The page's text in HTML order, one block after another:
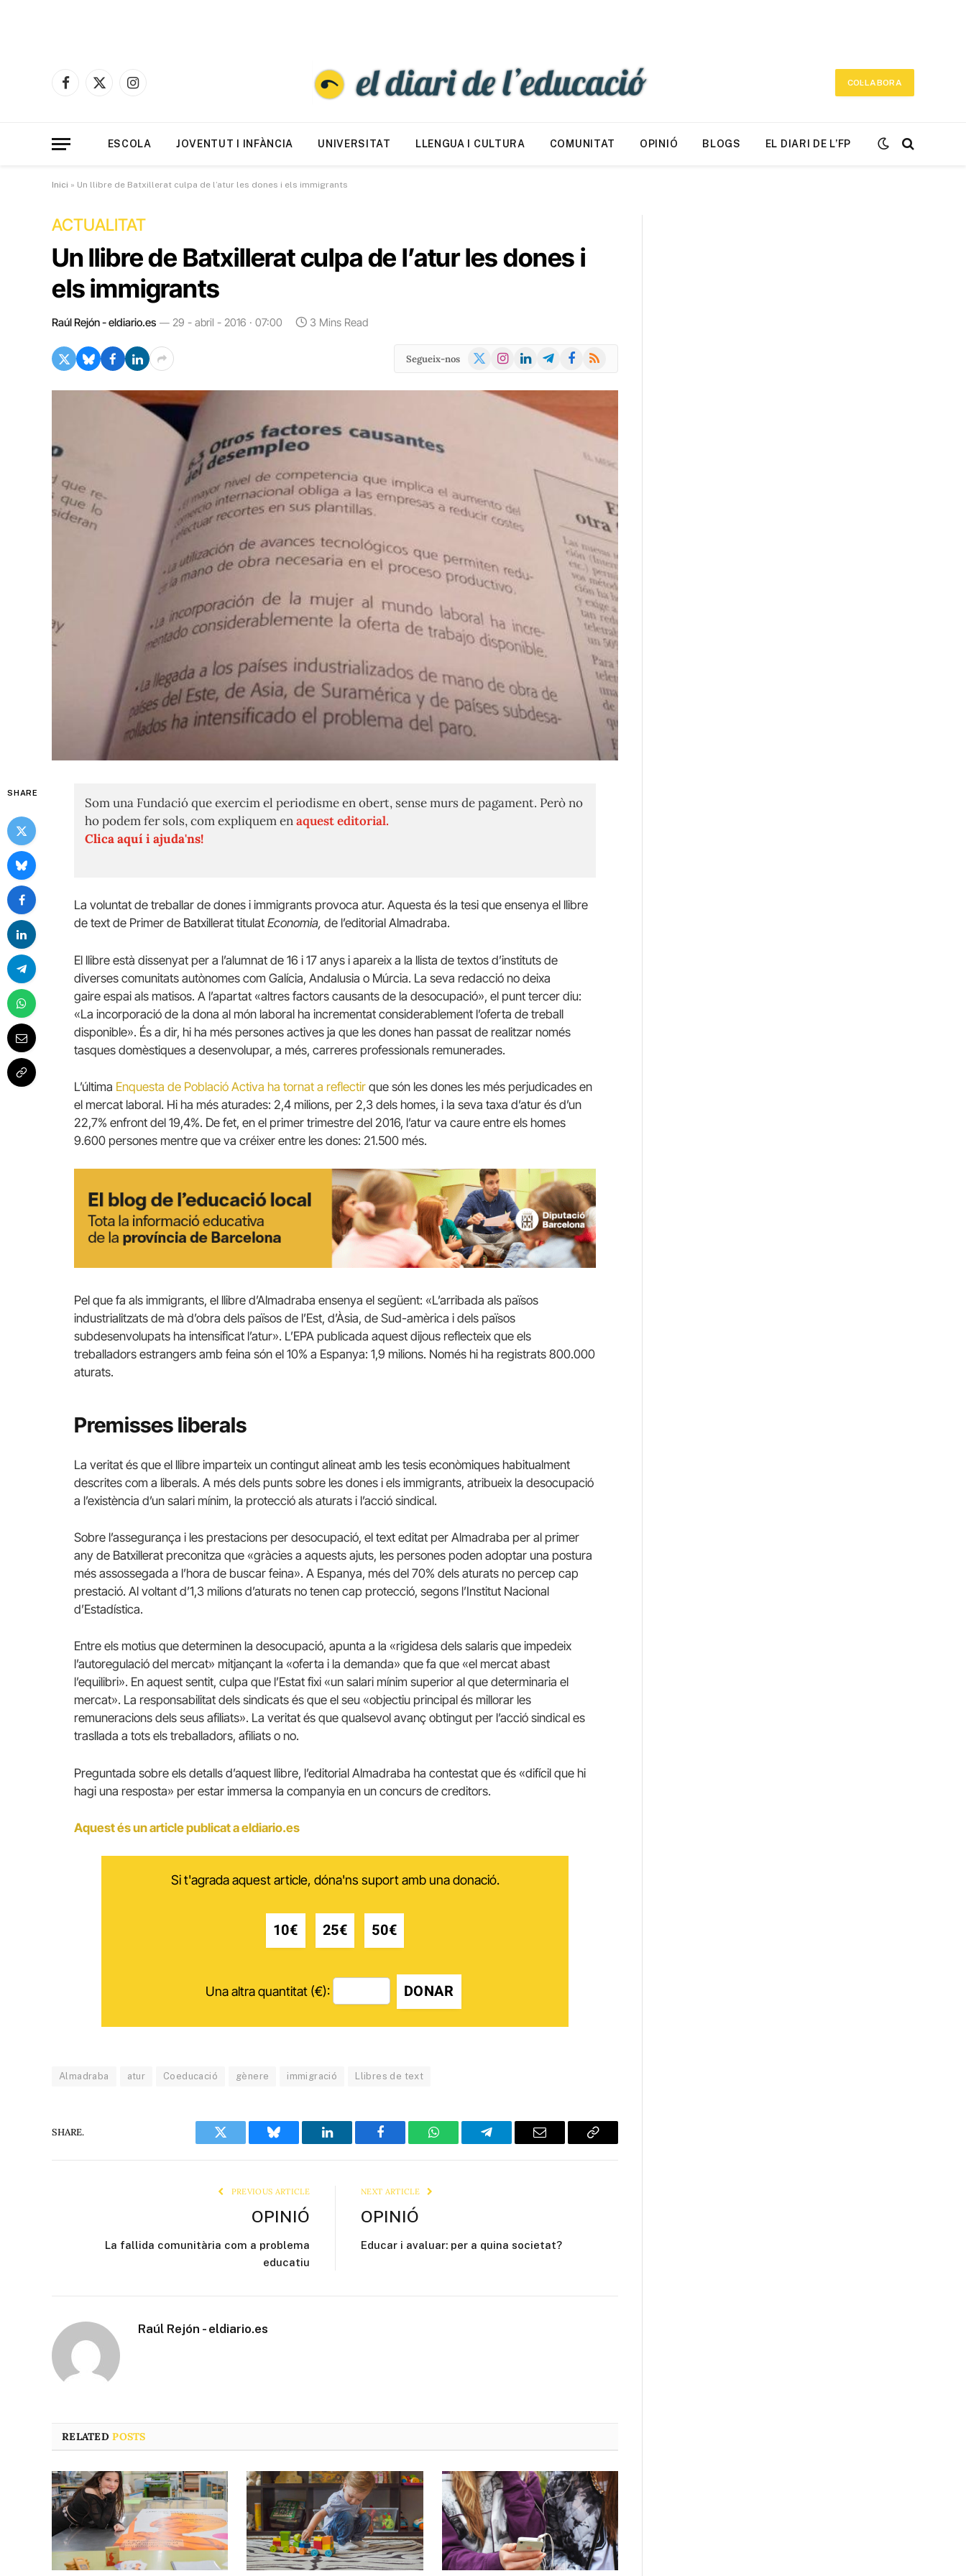
Facebook
X
Instagram
COL·LABORA
ESCOLA JOVENTUT I INFÀNCIA UNIVERSITAT LLENGUA I CULTURA COMUNITAT OPINIÓ BLOGS EL DIARI DE L’FP
Inici » Un llibre de Batxillerat culpa de l’atur les dones i els immigrants
ACTUALITAT
Un llibre de Batxillerat culpa de l’atur les dones i
els immigrants
Raúl Rejón - eldiario.es 29 - abril - 2016 · 07:00 3 Mins Read
Segueix-nos
X
Instagram
LinkedInTelegramFacebook
RSS
SHARE
Som una Fundació que exercim el periodisme en obert, sense murs de pagament. Però no
ho podem fer sols, com expliquem enaquest editorial.
Clica aquí i ajuda'ns!
La voluntat de treballar de dones i immigrants provoca atur. Aquesta és la tesi que ensenya el llibre
de text de Primer de Batxillerat titulat Economia, de l’editorial Almadraba.
El llibre està dissenyat per a l’alumnat de 16 i 17 anys i apareix a la llista de textos d’instituts de
diverses comunitats autònomes com Galícia, Andalusia o Múrcia. La seva redacció no deixa
gaire espai als matisos. A l’apartat «altres factors causants de la desocupació», el punt tercer diu:
«La incorporació de la dona al món laboral ha incrementat considerablement l’oferta de treball
disponible». És a dir, hi ha més persones actives ja que les dones han passat de realitzar només
tasques domèstiques a desenvolupar, a més, carreres professionals remunerades.
L’última Enquesta de Població Activa ha tornat a reflectir que són les dones les més perjudicades en
el mercat laboral. Hi ha més aturades: 2,4 milions, per 2,3 dels homes, i la seva taxa d’atur és d’un
22,7% enfront del 19,4%. De fet, en el primer trimestre del 2016, l’atur va caure entre els homes
9.600 persones mentre que va créixer entre les dones: 21.500 més.
Pel que fa als immigrants, el llibre d’Almadraba ensenya el següent: «L’arribada als països
industrialitzats de mà d’obra dels països de l’Est, d’Àsia, de Sud-amèrica i dels països
subdesenvolupats ha intensificat l’atur». L’EPA publicada aquest dijous reflecteix que els
treballadors estrangers amb feina són el 10% a Espanya: 1,9 milions. Només hi ha registrats 800.000
aturats.
Premisses liberals
La veritat és que el llibre imparteix un contingut alineat amb les tesis econòmiques habitualment
descrites com a liberals. A més dels punts sobre les dones i els immigrants, atribueix la desocupació
a l’existència d’un salari mínim, la protecció als aturats i l’acció sindical.
Sobre l’assegurança i les prestacions per desocupació, el text editat per Almadraba per al primer
any de Batxillerat preconitza que «gràcies a aquests ajuts, les persones poden adoptar una postura
més assossegada a l’hora de buscar feina». A Espanya, més del 70% dels aturats no percep cap
prestació. Al voltant d’1,3 milions d’aturats no tenen cap protecció, segons l’Institut Nacional
d’Estadística.
Entre els motius que determinen la desocupació, apunta a la «rigidesa dels salaris que impedeix
l’autoregulació del mercat» mitjançant la «oferta i la demanda» que fa que «el mercat abast
l’equilibri». En aquest sentit, culpa que l’Estat fixi «un salari mínim superior al que determinaria el
mercat». La responsabilitat dels sindicats és que el seu «objectiu principal és millorar les
remuneracions dels seus afiliats». La veritat és que qualsevol avanç obtingut per l’acció sindical es
trasllada a tots els treballadors, afiliats o no.
Preguntada sobre els detalls d’aquest llibre, l’editorial Almadraba ha contestat que és «difícil que hi
hagi una resposta» per estar immersa la companyia en un concurs de creditors.
Aquest és un article publicat a eldiario.es
Si t'agrada aquest article, dóna'ns suport amb una donació.
10€ 25€ 50€
Una altra quantitat (€): DONAR
Almadraba atur Coeducació gènere immigració Llibres de text
SHARE.
Twitter Bluesky LinkedIn Facebook WhatsAppTelegram Email
Copy
PREVIOUS ARTICLE
OPINIÓ
La fallida comunitària com a problema
educatiu
NEXT ARTICLE
OPINIÓ
Educar i avaluar: per a quina societat?
Raúl Rejón - eldiario.es
RELATEDPOSTS